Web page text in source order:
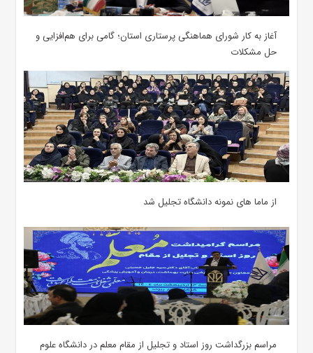
آغاز به کار شورای هماهنگی پرستاری استان؛ گامی برای هم‌افزایی و
حل مشکلات
از ماما های نمونه دانشگاه تجلیل شد
مراسم بزرگداشت روز استاد و تجلیل از مقام معلم در دانشگاه علوم